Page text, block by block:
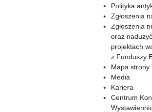
Polityka
Zgłoszenia
Zgłoszenia
oraz
projektach
z Funduszy
Mapa strony
Media
Kariera
Centrum